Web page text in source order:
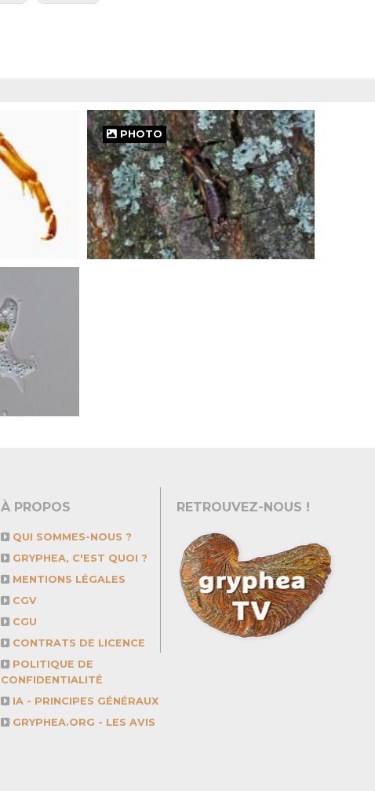
PHOTO
À PROPOS
QUI SOMMES-NOUS ?
GRYPHEA, C'EST QUOI ?
MENTIONS LÉGALES
CGV
CGU
CONTRATS DE LICENCE
POLITIQUE DE
CONFIDENTIALITÉ
IA - PRINCIPES GÉNÉRAUX
GRYPHEA.ORG - LES AVIS
RETROUVEZ-NOUS !